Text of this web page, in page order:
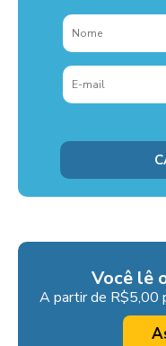
Você lê
A partir de R$5,00